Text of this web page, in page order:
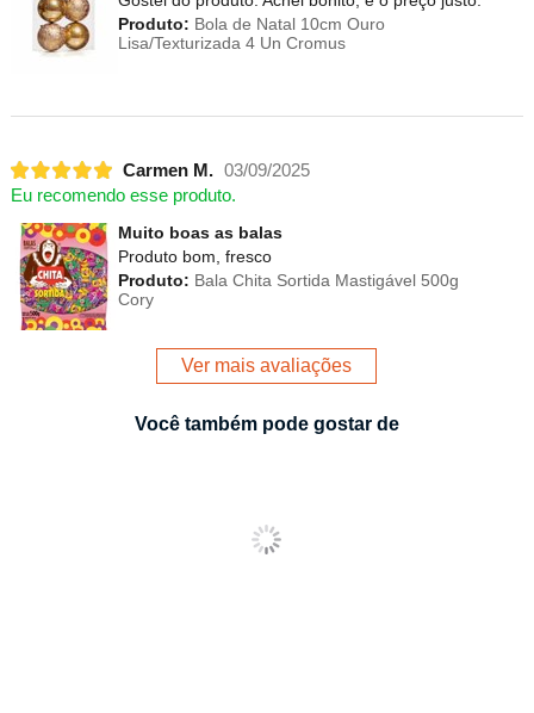
Produto: Bola de Natal 10cm Ouro
Lisa/Texturizada 4 Un Cromus
Carmen M. 03/09/2025
Eu recomendo esse produto.
Muito boas as balas
Produto bom, fresco
Produto: Bala Chita Sortida Mastigável 500g
Cory
Ver mais avaliações
Você também pode gostar de